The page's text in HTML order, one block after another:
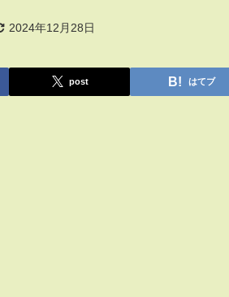
2024年12月28日
post はてブ